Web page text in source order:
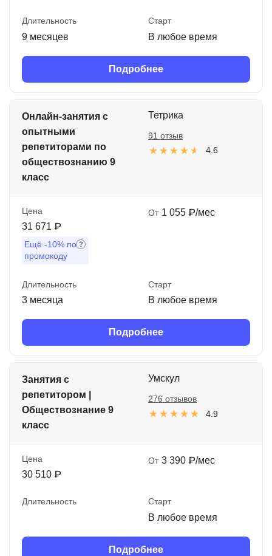
Длительность
9 месяцев
Старт
В любое время
Подробнее
Онлайн-занятия с
опытными
репетиторами по
обществознанию 9
класс
Тетрика
4.6
91 отзыв
Цена
31 671 ₽
Ещё -10% по
промокоду
От 1 055 ₽/мес
Длительность
3 месяца
Старт
В любое время
Подробнее
Занятия с
репетитором |
Обществознание 9
класс
Умскул
4.9
276 отзывов
Цена
30 510 ₽
От 3 390 ₽/мес
Длительность Старт
В любое время
Подробнее